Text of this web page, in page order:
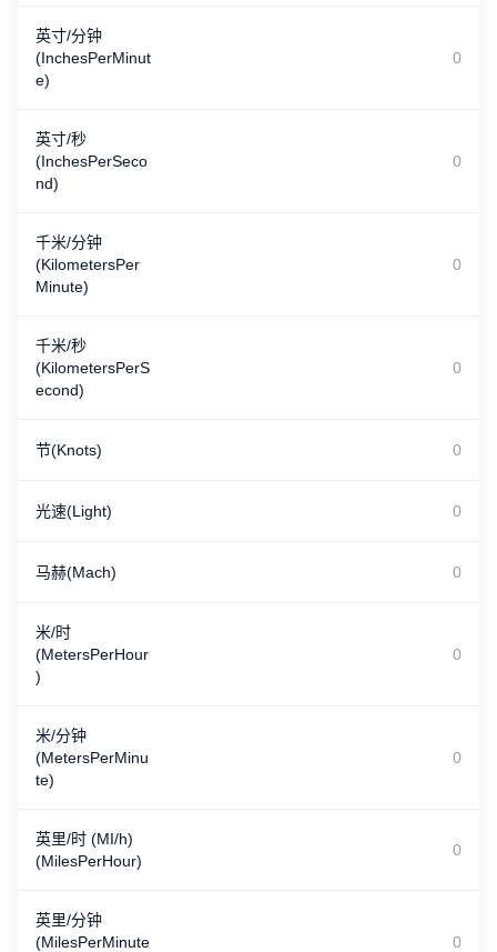
英寸/分钟
(InchesPerMinut
e)
英寸/秒
(InchesPerSeco
nd)
千米/分钟
(KilometersPer
Minute)
千米/秒
(KilometersPerS
econd)
节(Knots)
光速(Light)
马赫(Mach)
米/时
(MetersPerHour
)
米/分钟
(MetersPerMinu
te)
英里/时 (MI/h)
(MilesPerHour)
英里/分钟
(MilesPerMinute